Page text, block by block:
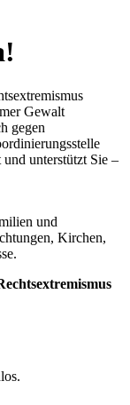
Gewalt
gegen
unterstützt Sie –
und
Kirchen,